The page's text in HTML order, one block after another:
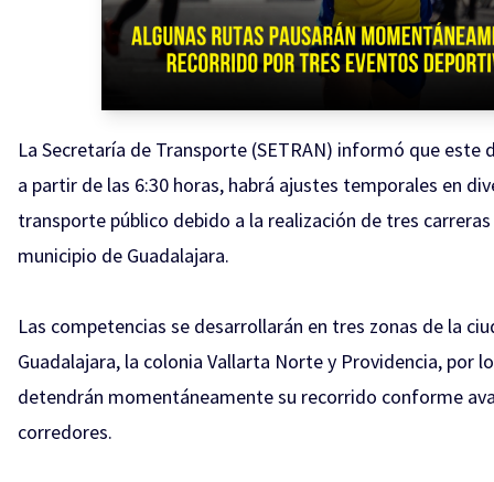
La Secretaría de Transporte (SETRAN) informó que este
a partir de las 6:30 horas, habrá ajustes temporales en
transporte público debido a la realización de tres
municipio de Guadalajara.
Las competencias se desarrollarán en tres zonas de la
Guadalajara, la colonia Vallarta Norte y Providencia, por
detendrán momentáneamente su recorrido conforme
corredores.